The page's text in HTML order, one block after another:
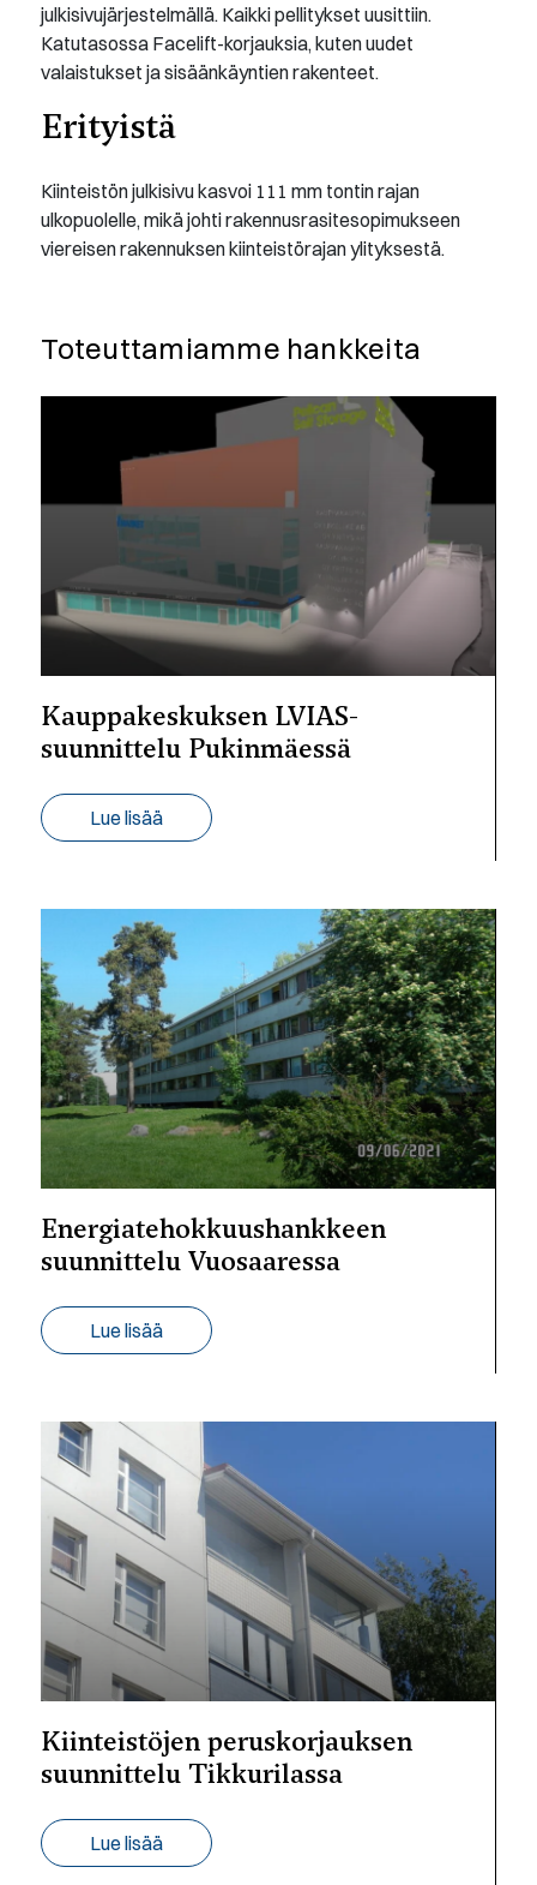
julkisivujärjestelmällä. Kaikki pellitykset uusittiin.
Katutasossa Facelift-korjauksia, kuten uudet
valaistukset ja sisäänkäyntien rakenteet.
Erityistä
Kiinteistön julkisivu kasvoi 111 mm tontin rajan
ulkopuolelle, mikä johti rakennusrasitesopimukseen
viereisen rakennuksen kiinteistörajan ylityksestä.
Toteuttamiamme hankkeita
Kauppakeskuksen LVIAS-
suunnittelu Pukinmäessä
Lue lisää
Energiatehokkuushankkeen
suunnittelu Vuosaaressa
Lue lisää
Kiinteistöjen peruskorjauksen
suunnittelu Tikkurilassa
Lue lisää